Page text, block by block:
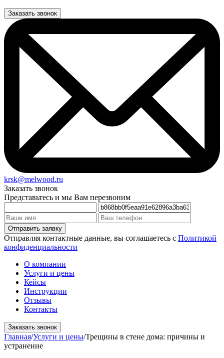
Заказать звонок
krsk@melwood.ru
Заказать звонок
Представьтесь и мы Вам перезвоним
Отправляя контактные данные, вы соглашаетесь с Политикой
конфиденциальности
О компании
Услуги и цены
Кейсы
Инструкции
Отзывы
Контакты
Заказать звонок
Главная/Услуги и цены/Трещины в стене дома: причины и
устранение